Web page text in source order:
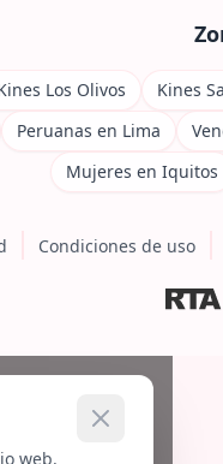
Los Olivos Kines
Peruanas en Lima
Mujeres en Iquitos
Condiciones de uso
web.